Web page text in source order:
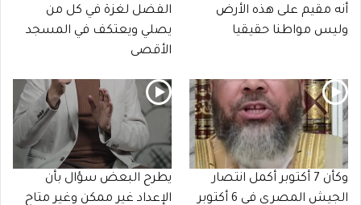
أنه مقيم على هذه الأرض
وليس مواطنا حقيقيا
الفضل لغزة في كل من
يصلي ويعتكف في المسجد
الأقصى
وكأن 7 أكتوبر أكمل انتصار
الجيش المصري في 6 أكتوبر
يطرح البعض سؤال بأن
الإعداد غير ممكن وغير متاح